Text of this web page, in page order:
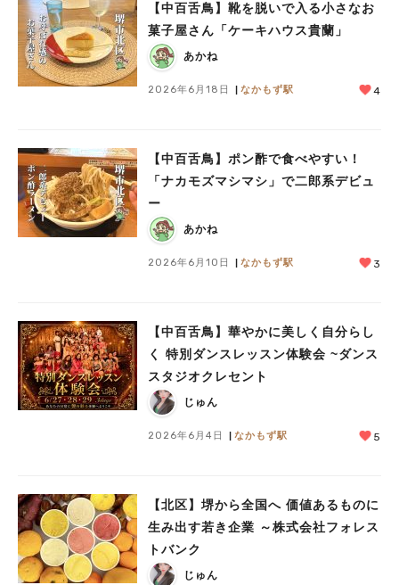
【中百舌鳥】靴を脱いで入る小さなお
菓子屋さん「ケーキハウス貴蘭」
あかね
2026年6月18日 なかもず駅 4
【中百舌鳥】ポン酢で食べやすい！
「ナカモズマシマシ」で二郎系デビュ
ー
あかね
2026年6月10日 なかもず駅 3
【中百舌鳥】華やかに美しく自分らし
く 特別ダンスレッスン体験会 ~ダンス
スタジオクレセント
じゅん
2026年6月4日 なかもず駅 5
【北区】堺から全国へ 価値あるものに
生み出す若き企業 ～株式会社フォレス
トバンク
じゅん